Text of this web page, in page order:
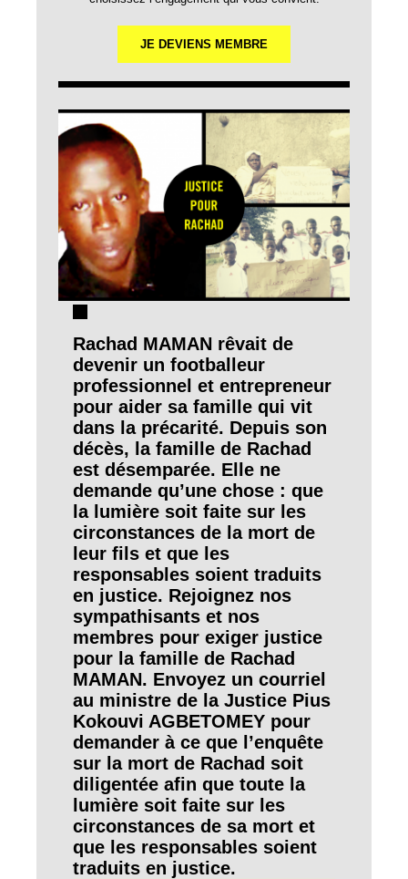
JE DEVIENS MEMBRE
Rachad MAMAN rêvait de
devenir un footballeur
professionnel et entrepreneur
pour aider sa famille qui vit
dans la précarité. Depuis son
décès, la famille de Rachad
est désemparée. Elle ne
demande qu’une chose : que
la lumière soit faite sur les
circonstances de la mort de
leur fils et que les
responsables soient traduits
en justice. Rejoignez nos
sympathisants et nos
membres pour exiger justice
pour la famille de Rachad
MAMAN. Envoyez un courriel
au ministre de la Justice Pius
Kokouvi AGBETOMEY pour
demander à ce que l’enquête
sur la mort de Rachad soit
diligentée afin que toute la
lumière soit faite sur les
circonstances de sa mort et
que les responsables soient
traduits en justice.